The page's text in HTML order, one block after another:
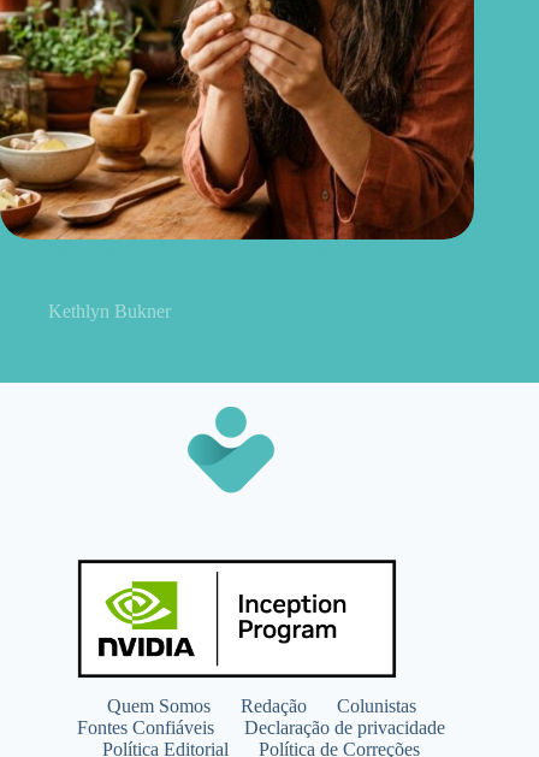
Kethlyn Bukner
Quem Somos Redação
Colunistas
Fontes Confiáveis
Declaração de privacidade
Política Editorial
Política de Correções